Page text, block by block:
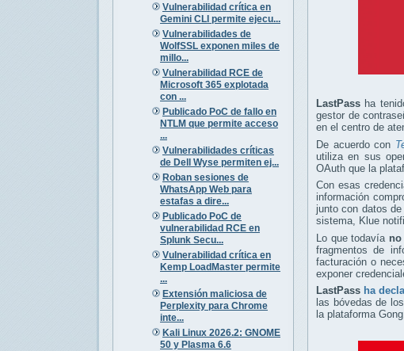
Vulnerabilidad crítica en
Gemini CLI permite ejecu...
Vulnerabilidades de
WolfSSL exponen miles de
millo...
Vulnerabilidad RCE de
Microsoft 365 explotada
con ...
Publicado PoC de fallo en
NTLM que permite acceso
...
Vulnerabilidades críticas
de Dell Wyse permiten ej...
Roban sesiones de
WhatsApp Web para
estafas a dire...
Publicado PoC de
vulnerabilidad RCE en
Splunk Secu...
Vulnerabilidad crítica en
Kemp LoadMaster permite
...
Extensión maliciosa de
Perplexity para Chrome
inte...
Kali Linux 2026.2: GNOME
50 y Plasma 6.6
LastPass ha
gestor de
en el centro de
De acuerdo con
utiliza en sus
OAuth que la
Con esas
información
junto con datos
sistema, Klue
Lo que todavía
fragmentos de
facturación o
exponer
LastPass ha
las bóvedas de
la plataforma